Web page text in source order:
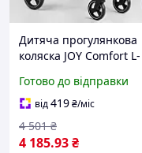
Дитяча прогулянкова
коляска JOY Comfort L-
ручкою і чохлом на
Готово до відправки
від419₴/міс
4 185.93₴
4 501 ₴